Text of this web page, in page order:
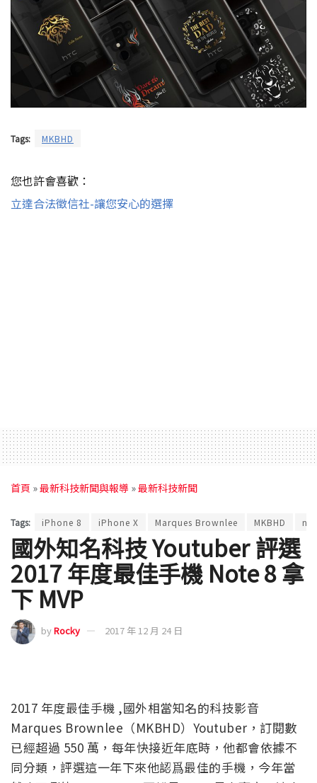
Tags: MKBHD
您也許會喜歡：
立達合法徵信社-讓您安心的選擇
首頁 »最新科技新聞與報導 »最新科技新聞
Tags: iPhone 8 iPhone X Marques Brownlee MKBHD
國外知名科技 Youtuber 評選
2017 年度最佳手機 Note 8 拿
下 MVP
byRocky 2017 年 12 月 24 日
2017 年度最佳手機 ,國外相當知名的科技影音
Marques Brownlee（MKBHD）Youtuber，訂閱數
已經超過 550 萬，每年快接近年底時，他都會依據不
同分類，評選這一年下來他認爲最佳的手機，今年當